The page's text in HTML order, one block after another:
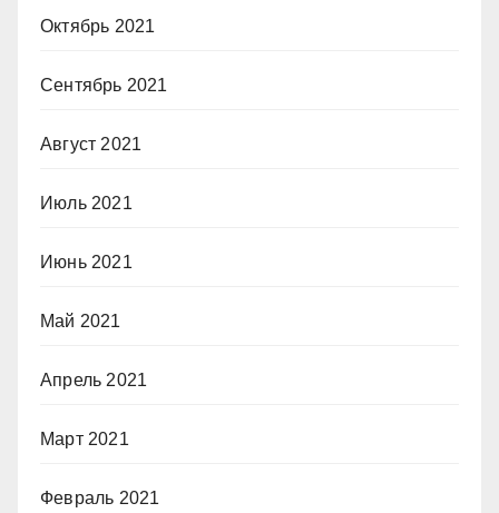
Октябрь 2021
Сентябрь 2021
Август 2021
Июль 2021
Июнь 2021
Май 2021
Апрель 2021
Март 2021
Февраль 2021